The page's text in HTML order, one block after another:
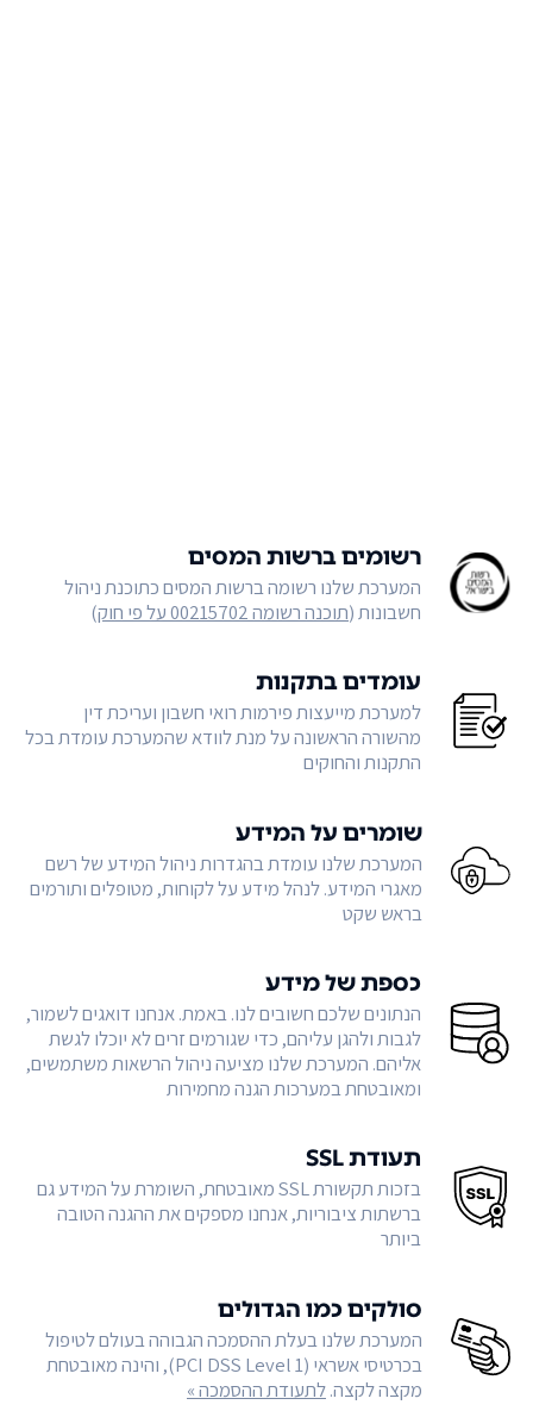
רשומים ברשות המסים
המערכת שלנו רשומה ברשות המסים כתוכנת ניהול
חשבונות (תוכנה רשומה 00215702 על פי חוק )
עומדים בתקנות
למערכת מייעצות פירמות רואי חשבון ועריכת דין
מהשורה הראשונה על מנת לוודא שהמערכת עומדת בכל
התקנות והחוקים
שומרים על המידע
המערכת שלנו עומדת בהגדרות ניהול המידע של רשם
מאגרי המידע. לנהל מידע על לקוחות, מטופלים ותורמים
בראש שקט
כספת של מידע
הנתונים שלכם חשובים לנו. באמת. אנחנו דואגים לשמור,
לגבות ולהגן עליהם, כדי שגורמים זרים לא יוכלו לגשת
אליהם. המערכת שלנו מציעה ניהול הרשאות משתמשים,
ומאובטחת במערכות הגנה מחמירות
תעודת SSL
בזכות תקשורת SSL מאובטחת, השומרת על המידע גם
ברשתות ציבוריות, אנחנו מספקים את ההגנה הטובה
ביותר
סולקים כמו הגדולים
המערכת שלנו בעלת ההסמכה הגבוהה בעולם לטיפול
בכרטיסי אשראי (PCI DSS Level 1), והינה מאובטחת
מקצה לקצה.לתעודת ההסמכה »